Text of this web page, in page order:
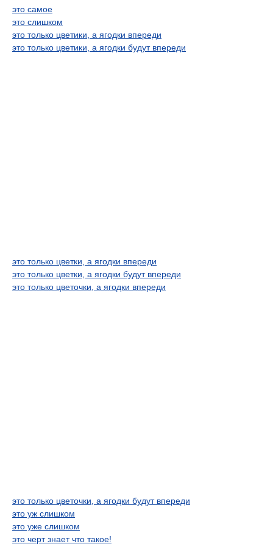
это самое
это слишком
это только цветики, а ягодки впереди
это только цветики, а ягодки будут впереди
это только цветки, а ягодки впереди
это только цветки, а ягодки будут впереди
это только цветочки, а ягодки впереди
это только цветочки, а ягодки будут впереди
это уж слишком
это уже слишком
это черт знает что такое!